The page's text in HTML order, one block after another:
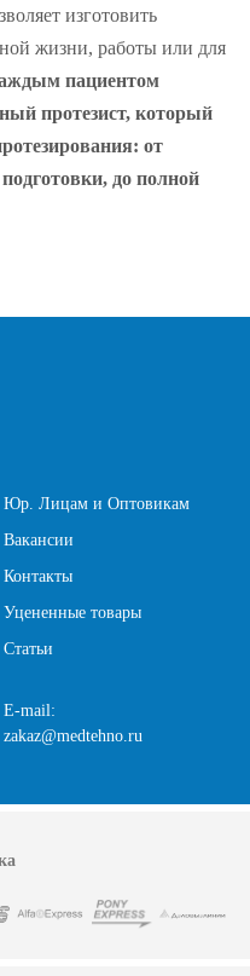
изготовить
жизни, работы или для
пациентом
й протезист, который
от
до полной
Юр. Лицам и Оптовикам
Вакансии
Контакты
Уцененные товары
Статьи
E-mail:
zakaz@medtehno.ru